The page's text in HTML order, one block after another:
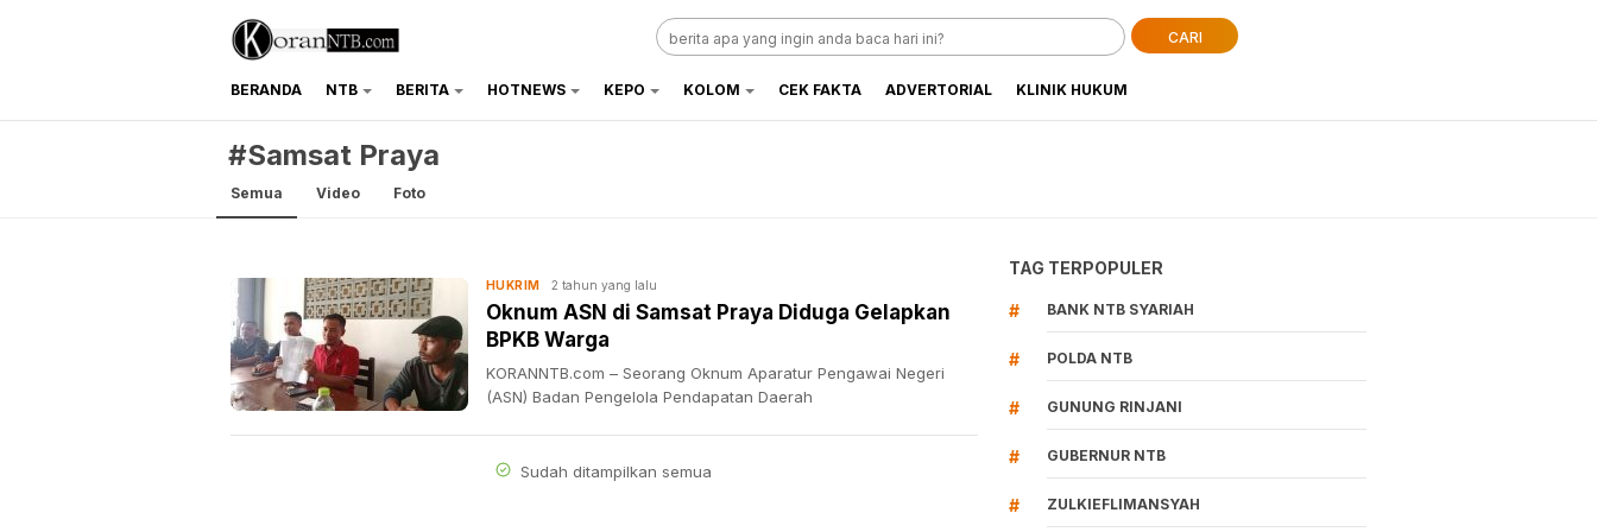
koranntb.com
CARI
BERANDA NTB BERITA HOTNEWS KEPO KOLOM CEK FAKTA ADVERTORIAL KLINIK HUKUM
#Samsat Praya
Semua Video Foto
HUKRIM 2 tahun yang lalu
Oknum ASN di Samsat Praya Diduga Gelapkan
BPKB Warga
KORANNTB.com – Seorang Oknum Aparatur Pengawai Negeri
(ASN) Badan Pengelola Pendapatan Daerah
Sudah ditampilkan semua
TAG TERPOPULER
# BANK NTB SYARIAH
# POLDA NTB
# GUNUNG RINJANI
# GUBERNUR NTB
# ZULKIEFLIMANSYAH